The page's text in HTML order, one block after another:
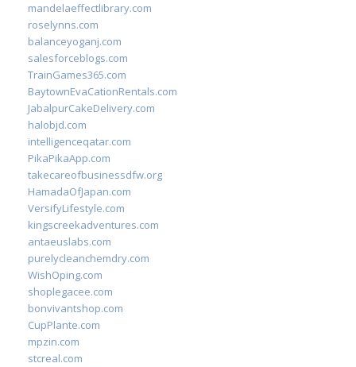
mandelaeffectlibrary.com
roselynns.com
balanceyoganj.com
salesforceblogs.com
TrainGames365.com
BaytownEvaCationRentals.com
JabalpurCakeDelivery.com
halobjd.com
intelligenceqatar.com
PikaPikaApp.com
takecareofbusinessdfw.org
HamadaOfJapan.com
VersifyLifestyle.com
kingscreekadventures.com
antaeuslabs.com
purelycleanchemdry.com
WishOping.com
shoplegacee.com
bonvivantshop.com
CupPlante.com
mpzin.com
stcreal.com